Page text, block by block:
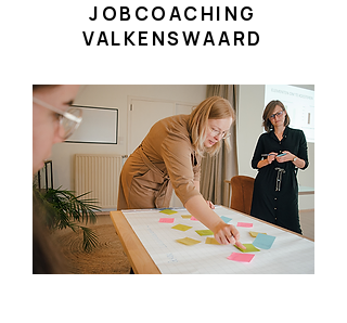
JOBCOACHING
VALKENSWAARD